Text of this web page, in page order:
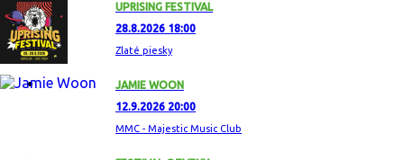
UPRISING FESTIVAL
28.8.2026 18:00
Zlaté piesky
JAMIE WOON
12.9.2026 20:00
MMC - Majestic Music Club